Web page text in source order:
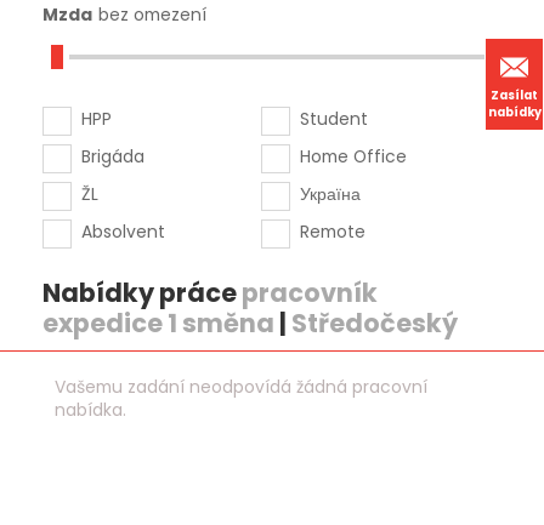
Zasílat
nabídky
Mzda bez omezení
HPP
Brigáda
ŽL
Absolvent
Student
Home Office
Україна
Remote
Nabídky prácepracovník
expedice 1 směna | Středočeský
Vašemu zadání neodpovídá žádná pracovní
nabídka.